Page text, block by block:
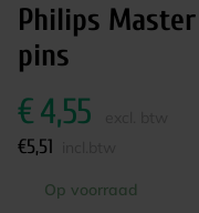
Philips
pins
€4,55
€5,51
Op voorraad